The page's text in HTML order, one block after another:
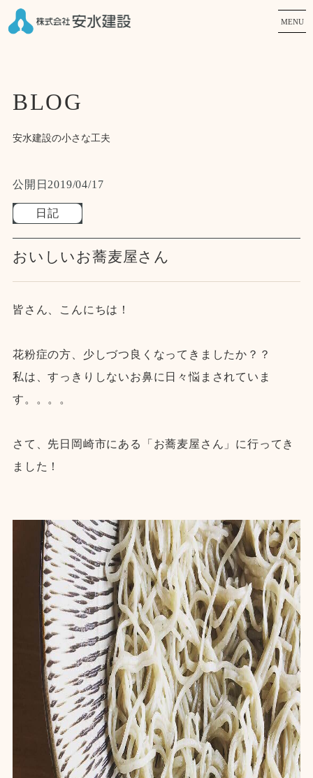
MENU
BLOG
安水建設の小さな工夫
公開日 2019/04/17
日記
おいしいお蕎麦屋さん
皆さん、こんにちは！
花粉症の方、少しづつ良くなってきましたか？？
私は、すっきりしないお鼻に日々悩まされていま
す。。。。
さて、先日岡崎市にある「お蕎麦屋さん」に行ってき
ました！